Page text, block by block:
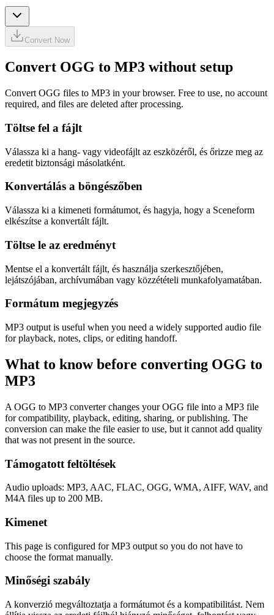
Convert Now
Convert OGG to MP3 without setup
Convert OGG files to MP3 in your browser. Free to use, no account
required, and files are deleted after processing.
Töltse fel a fájlt
Válassza ki a hang- vagy videofájlt az eszközéről, és őrizze meg az
eredetit biztonsági másolatként.
Konvertálás a böngészőben
Válassza ki a kimeneti formátumot, és hagyja, hogy a Sceneform
elkészítse a konvertált fájlt.
Töltse le az eredményt
Mentse el a konvertált fájlt, és használja szerkesztőjében,
lejátszójában, archívumában vagy közzétételi munkafolyamatában.
Formátum megjegyzés
MP3 output is useful when you need a widely supported audio file
for playback, notes, clips, or editing handoff.
What to know before converting OGG to
MP3
A OGG to MP3 converter changes your OGG file into a MP3 file
for compatibility, playback, editing, sharing, or publishing. The
conversion can make the file easier to use, but it cannot add quality
that was not present in the source.
Támogatott feltöltések
Audio uploads: MP3, AAC, FLAC, OGG, WMA, AIFF, WAV, and
M4A files up to 200 MB.
Kimenet
This page is configured for MP3 output so you do not have to
choose the format manually.
Minőségi szabály
A konverzió megváltoztatja a formátumot és a kompatibilitást. Nem